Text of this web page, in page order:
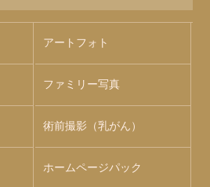
アートフォト
ファミリー写真
術前撮影（乳がん）
ホームページパック